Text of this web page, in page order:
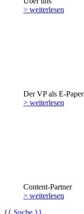
> weiterlesen
Der VP als E-Paper
> weiterlesen
Content-Partner
> weiterlesen
{{ Suche }}